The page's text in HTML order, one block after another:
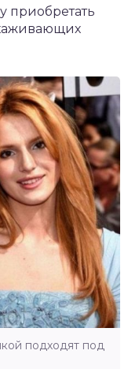
приобретать
подходят под